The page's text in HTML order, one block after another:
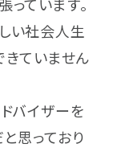
い社会人生
ていません
バイザーを
思っており